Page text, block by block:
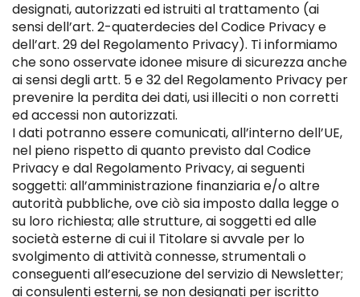
designati, autorizzati ed istruiti al trattamento (ai
sensi dell’art. 2-quaterdecies del Codice Privacy e
dell’art. 29 del Regolamento Privacy). Ti informiamo
che sono osservate idonee misure di sicurezza anche
ai sensi degli artt. 5 e 32 del Regolamento Privacy per
prevenire la perdita dei dati, usi illeciti o non corretti
ed accessi non autorizzati.
I dati potranno essere comunicati, all’interno dell’UE,
nel pieno rispetto di quanto previsto dal Codice
Privacy e dal Regolamento Privacy, ai seguenti
soggetti: all’amministrazione finanziaria e/o altre
autorità pubbliche, ove ciò sia imposto dalla legge o
su loro richiesta; alle strutture, ai soggetti ed alle
società esterne di cui il Titolare si avvale per lo
svolgimento di attività connesse, strumentali o
conseguenti all’esecuzione del servizio di Newsletter;
ai consulenti esterni, se non designati per iscritto